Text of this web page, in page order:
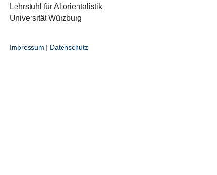
Lehrstuhl für Altorientalistik
Universität Würzburg
Impressum | Datenschutz